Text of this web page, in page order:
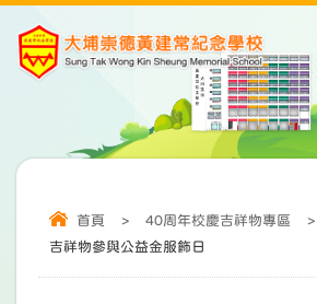
首頁 > 40周年校慶吉祥物專區
>
吉祥物參與公益金服飾日